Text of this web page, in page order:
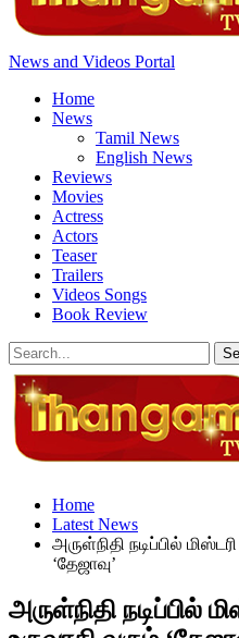
News and Videos Portal
Home
News
Tamil News
English News
Reviews
Movies
Actress
Actors
Teaser
Trailers
Videos Songs
Book Review
Home
Latest News
அருள்நிதி நடிப்பில்
‘தேஜாவு’
அருள்நிதி நடிப்பில்